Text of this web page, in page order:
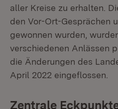
aller Kreise zu erhalten.
den Vor-Ort-Gesprächen
gewonnen wurden,
verschiedenen Anlässen
die Änderungen des
April 2022 eingeflossen.
Zentrale